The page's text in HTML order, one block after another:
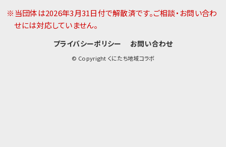
※当団体は2026年3月31日付で解散済です。ご相談・お問い合わ
せには対応していません。
プライバシーポリシー お問い合わせ
© Copyright くにたち地域コラボ